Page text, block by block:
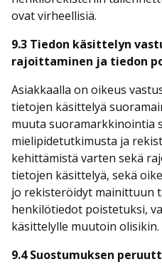
ovat virheellisiä.
9.3 Tiedon käsittelyn
rajoittaminen ja tiedon
Asiakkaalla on oikeus
tietojen käsittelyä
muuta suoramarkkinointia
mielipidetutkimusta ja
kehittämistä varten sekä
tietojen käsittelyä, sekä
jo rekisteröidyt mainittuun
henkilötiedot poistetuksi,
käsittelylle muutoin olisikin.
9.4 Suostumuksen